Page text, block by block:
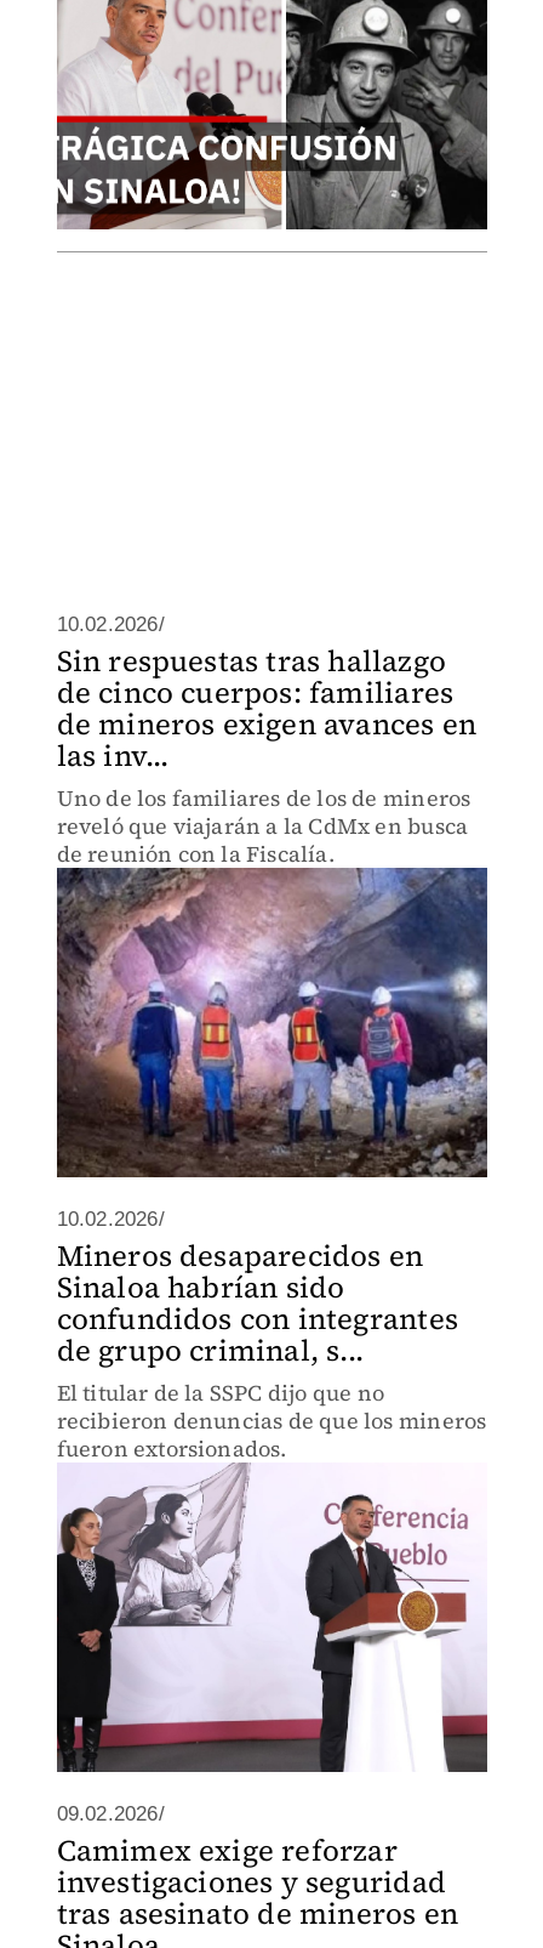
10.02.2026/
Sin respuestas tras hallazgo
de cinco cuerpos: familiares
de mineros exigen avances en
las inv...
Uno de los familiares de los de mineros
reveló que viajarán a la CdMx en busca
de reunión con la Fiscalía.
10.02.2026/
Mineros desaparecidos en
Sinaloa habrían sido
confundidos con integrantes
de grupo criminal, s...
El titular de la SSPC dijo que no
recibieron denuncias de que los mineros
fueron extorsionados.
09.02.2026/
Camimex exige reforzar
investigaciones y seguridad
tras asesinato de mineros en